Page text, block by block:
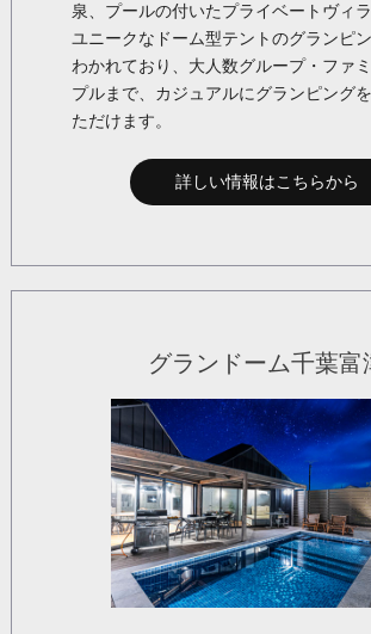
泉、プールの付いたプライベートヴィラ
ユニークなドーム型テントのグランピ
わかれており、大人数グループ・ファ
プルまで、カジュアルにグランピング
ただけます。
詳しい情報はこちらから
グランドーム千葉富